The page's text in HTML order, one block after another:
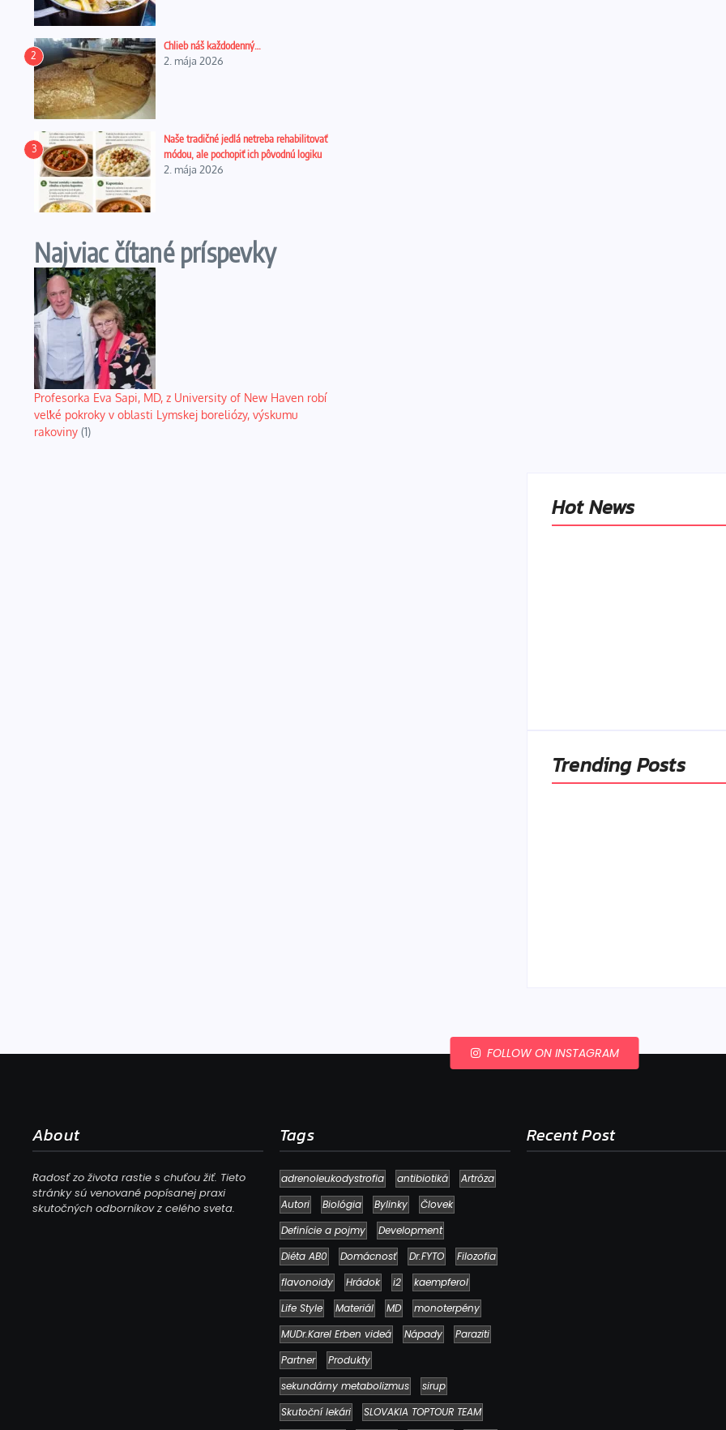
2
Chlieb náš každodenný…
2. mája 2026
3
Naše tradičné jedlá netreba rehabilitovať
módou, ale pochopiť ich pôvodnú logiku
2. mája 2026
Najviac čítané príspevky
Profesorka Eva Sapi, MD, z University of New Haven robí
veľké pokroky v oblasti Lymskej boreliózy, výskumu
rakoviny (1)
Hot News
Trending Posts
FOLLOW ON INSTAGRAM
About
Radosť zo života rastie s chuťou žiť. Tieto
stránky sú venované popísanej praxi
skutočných odborníkov z celého sveta.
Tags
adrenoleukodystrofia antibiotiká
Artróza
Autori
Biológia Bylinky
Človek
Definície a pojmy
Development
Diéta AB0
Domácnosť Dr.FYTO
Filozofia
flavonoidy
Hrádok i2
kaempferol
Life Style
Materiál MD
monoterpény
MUDr.Karel Erben videá
Nápady
Paraziti
Partner
Produkty
sekundárny metabolizmus
sirup
Skutoční lekári
SLOVAKIA TOPTOUR TEAM
Recent Post